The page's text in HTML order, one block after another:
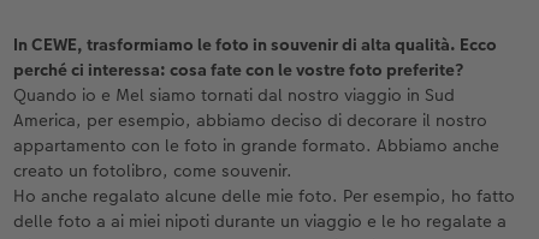
In CEWE, trasformiamo le foto in souvenir di alta qualità. Ecco
perché ci interessa: cosa fate con le vostre foto preferite?
Quando io e Mel siamo tornati dal nostro viaggio in Sud
America, per esempio, abbiamo deciso di decorare il nostro
appartamento con le foto in grande formato. Abbiamo anche
creato un fotolibro, come souvenir.
Ho anche regalato alcune delle mie foto. Per esempio, ho fatto
delle foto a ai miei nipoti durante un viaggio e le ho regalate a